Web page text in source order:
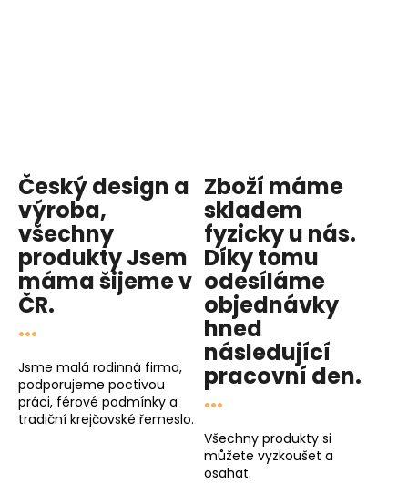
Český design a
výroba,
všechny
produktyJsem
mámašijeme v
ČR.
...
Jsme malá rodinná firma,
podporujeme poctivou
práci, férové podmínky a
tradiční krejčovské řemeslo.
Zboží máme
skladem
fyzicky u nás.
Díky tomu
odesíláme
objednávky
hned
následující
pracovní den.
...
Všechny produkty si
můžete vyzkoušet a
osahat.